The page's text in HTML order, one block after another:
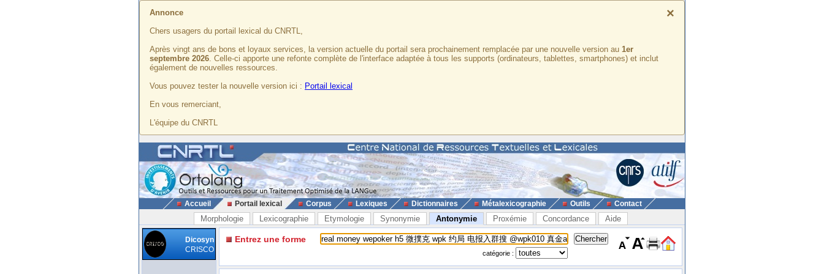
×
Annonce
Chers usagers du portail lexical du CNRTL,
Après vingt ans de bons et loyaux services, la version actuelle du portail sera prochainement remplacée par une nouvelle version au 1er
septembre 2026. Celle-ci apporte une refonte complète de l'interface adaptée à tous les supports (ordinateurs, tablettes, smartphones) et inclut
également de nouvelles ressources.
Vous pouvez tester la nouvelle version ici : Portail lexical
En vous remerciant,
L'équipe du CNRTL
Accueil Portail lexical Corpus Lexiques Dictionnaires Métalexicographie Outils Contact
Morphologie Lexicographie Etymologie Synonymie Antonymie Proxémie Concordance Aide
Dicosyn
CRISCO
Entrez une forme
catégorie :